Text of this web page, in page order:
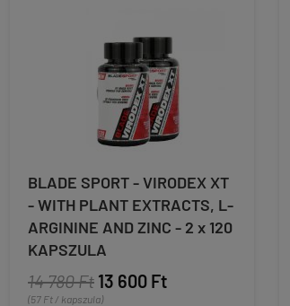
BLADE SPORT - VIRODEX XT
- WITH PLANT EXTRACTS, L-
ARGININE AND ZINC - 2 x 120
KAPSZULA
14 780 Ft 13 600 Ft
(57 Ft / kapszula)